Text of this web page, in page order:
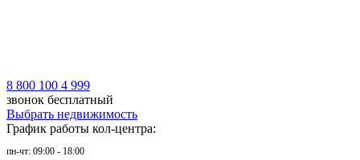
8 800 100 4 999
звонок бесплатный
Выбрать недвижимость
График работы кол-центра:
пн-чт: 09:00 - 18:00